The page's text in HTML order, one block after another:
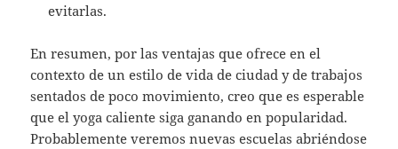
evitarlas.
En resumen, por las ventajas que ofrece en el
contexto de un estilo de vida de ciudad y de trabajos
sentados de poco movimiento, creo que es esperable
que el yoga caliente siga ganando en popularidad.
Probablemente veremos nuevas escuelas abriéndose